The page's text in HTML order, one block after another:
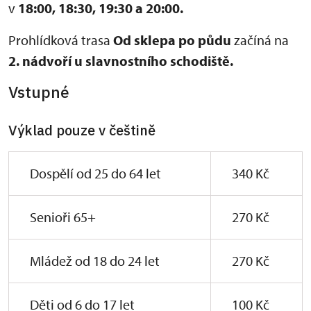
v 18:00, 18:30, 19:30 a 20:00.
Prohlídková trasa Od sklepa po půdu začíná na
2. nádvoří u slavnostního schodiště.
Vstupné
Výklad pouze v češtině
Dospělí od 25 do 64 let 340 Kč
Senioři 65+ 270 Kč
Mládež od 18 do 24 let 270 Kč
Děti od 6 do 17 let 100 Kč